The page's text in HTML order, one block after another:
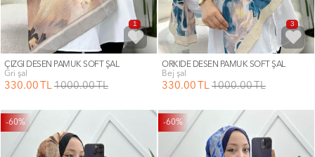
1
ÇİZGİ DESEN PAMUK SOFT ŞAL
gri şal
330.00 TL 1000.00TL
3
ORKİDE DESEN PAMUK SOFT ŞAL
bej şal
330.00 TL 1000.00TL
-60% -60%